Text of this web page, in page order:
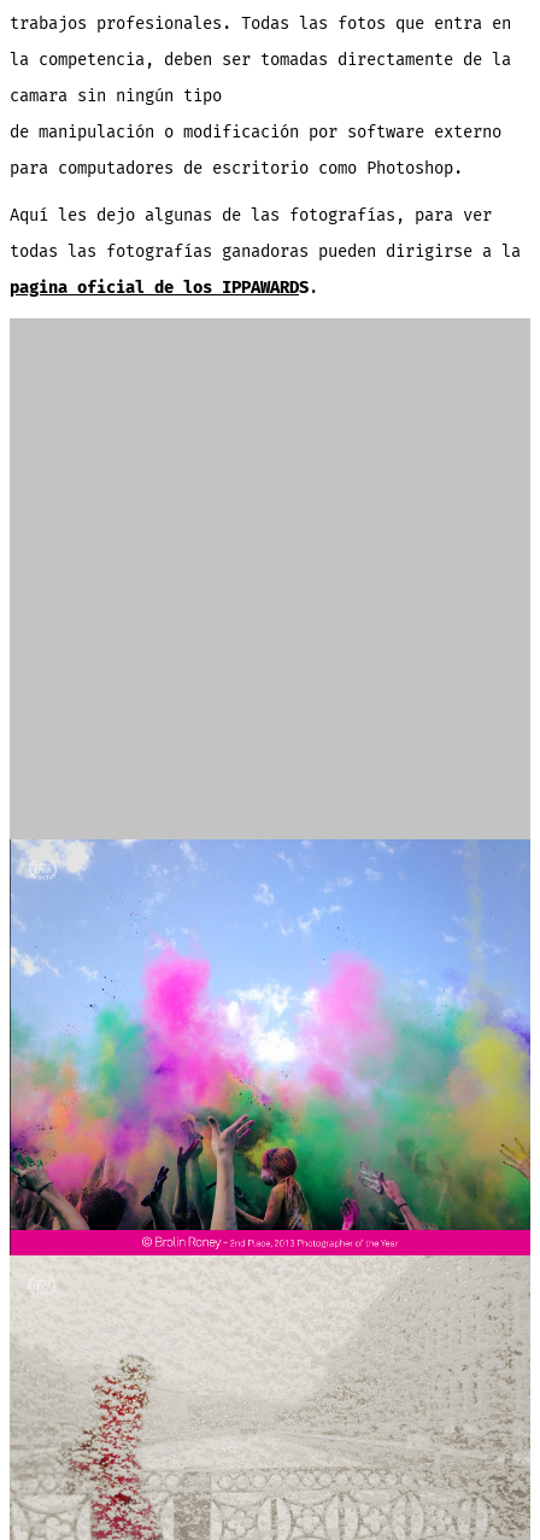
trabajos profesionales. Todas las fotos que entra en
la competencia, deben ser tomadas directamente de la
camara sin ningún tipo
de manipulación o modificación por software externo
para computadores de escritorio como Photoshop.
Aquí les dejo algunas de las fotografías, para ver
todas las fotografías ganadoras pueden dirigirse a la
pagina oficial de los IPPAWARDS.